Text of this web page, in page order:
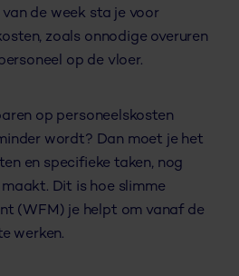
de week sta je voor
zoals onnodige overuren
op de vloer.
op personeelskosten
wordt? Dan moet je het
en specifieke taken, nog
Dit is hoe slimme
(WFM) je helpt om vanaf de
werken.